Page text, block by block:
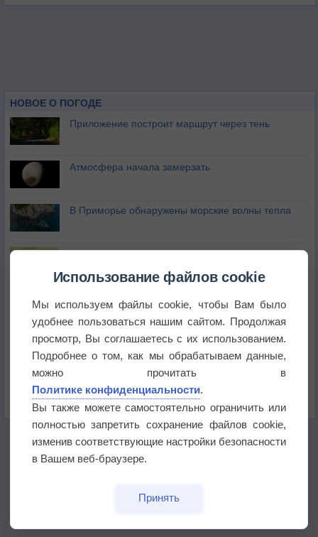
НОВОЕ О ПОГОДЕ
Приложение построит маршрут через тень
Атмосфера начала замерзать
В Приморье обнаружены морские волны тепла
Изменение климата повлияло на ареал обитания
Погода в Краснодаре 6 августа
Погода в Санкт-Петербурге 6 августа
Использование файлов cookie
Мы используем файлы cookie, чтобы Вам было
удобнее пользоваться нашим сайтом. Продолжая
просмотр, Вы соглашаетесь с их использованием.
Подробнее о том, как мы обрабатываем данные,
можно прочитать в
Политике конфиденциальности.
Вы также можете самостоятельно ограничить или
полностью запретить сохранение файлов cookie,
изменив соответствующие настройки безопасности
в Вашем веб-браузере.
Принять